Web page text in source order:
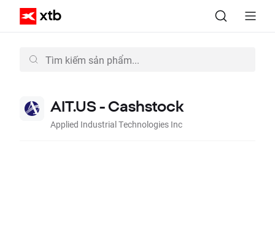
AIT.US - Cashstock
Applied Industrial Technologies Inc